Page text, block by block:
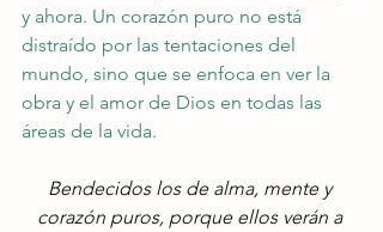
y ahora. Un corazón puro no está
distraído por las tentaciones del
mundo, sino que se enfoca en ver la
obra y el amor de Dios en todas las
áreas de la vida.
Bendecidos los de alma, mente y
corazón puros, porque ellos verán a